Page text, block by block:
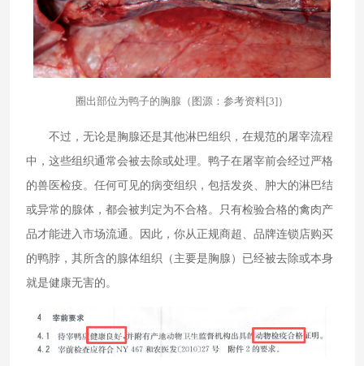
圈出部位为鸭子的胸腺（图源：参考资料[3]）
不过，无论是胸腺还是其他淋巴组织，在规范的屠宰流程
中，这些组织通常会被去除或处理。鸭子在屠宰前会经过严格
的兽医检疫。任何可见的病变组织，包括发炎、肿大的淋巴结
或异常的腺体，都会被判定为不合格。只有检验合格的禽肉产
品才能进入市场流通。因此，你从正规商超、品牌连锁店购买
的鸭脖，其所含的腺体组织（主要是胸腺）已经被去除或本身
就是健康无害的。